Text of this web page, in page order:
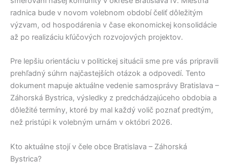
radnica bude v novom volebnom období čeliť dôležitým
výzvam, od hospodárenia v čase ekonomickej konsolidácie
až po realizáciu kľúčových rozvojových projektov.
Pre lepšiu orientáciu v politickej situácii sme pre vás pripravili
prehľadný súhrn najčastejších otázok a odpovedí. Tento
dokument mapuje aktuálne vedenie samosprávy Bratislava –
Záhorská Bystrica, výsledky z predchádzajúceho obdobia a
dôležité termíny, ktoré by mal každý volič poznať predtým,
než pristúpi k volebným urnám v októbri 2026.
Kto aktuálne stojí v čele obce Bratislava – Záhorská
Bystrica?